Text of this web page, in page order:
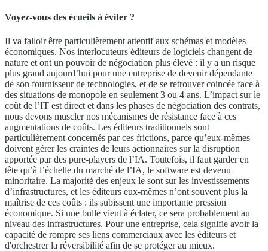
Voyez-vous des écueils à éviter ?
Il va falloir être particulièrement attentif aux schémas et modèles
économiques. Nos interlocuteurs éditeurs de logiciels changent de
nature et ont un pouvoir de négociation plus élevé : il y a un risque
plus grand aujourd’hui pour une entreprise de devenir dépendante
de son fournisseur de technologies, et de se retrouver coincée face à
des situations de monopole en seulement 3 ou 4 ans. L’impact sur le
coût de l’IT est direct et dans les phases de négociation des contrats,
nous devons muscler nos mécanismes de résistance face à ces
augmentations de coûts. Les éditeurs traditionnels sont
particulièrement concernés par ces frictions, parce qu’eux-mêmes
doivent gérer les craintes de leurs actionnaires sur la disruption
apportée par des pure-players de l’IA. Toutefois, il faut garder en
tête qu’à l’échelle du marché de l’IA, le software est devenu
minoritaire. La majorité des enjeux le sont sur les investissements
d’infrastructures, et les éditeurs eux-mêmes n’ont souvent plus la
maîtrise de ces coûts : ils subissent une importante pression
économique. Si une bulle vient à éclater, ce sera probablement au
niveau des infrastructures. Pour une entreprise, cela signifie avoir la
capacité de rompre ses liens commerciaux avec les éditeurs et
d'orchestrer la réversibilité afin de se protéger au mieux.